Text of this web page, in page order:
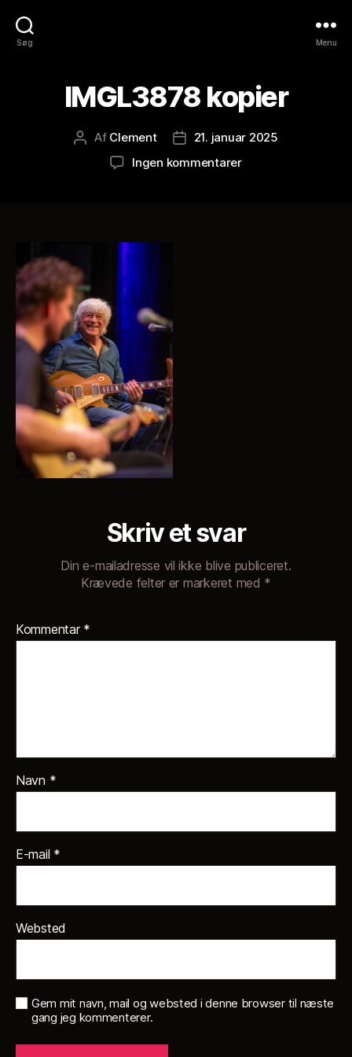
Søg Menu
IMGL3878 kopier
Indlægsforfatter
Af Clement Indlægsdato
21. januar 2025
Ingen kommentarertil
Skriv et svar
Din e-mailadresse vil ikke blive publiceret.
Krævede felter er markeret med *
Kommentar *
Navn *
E-mail *
Websted
Gem mit navn, mail og websted i denne browser til næste
gang jeg kommenterer.